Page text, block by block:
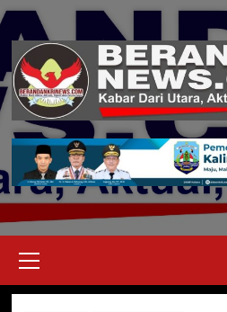
Skip
content
Menu